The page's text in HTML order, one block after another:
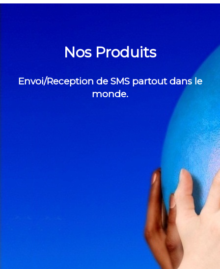
Nos Produits
Envoi/Reception de SMS partout dans le
monde.